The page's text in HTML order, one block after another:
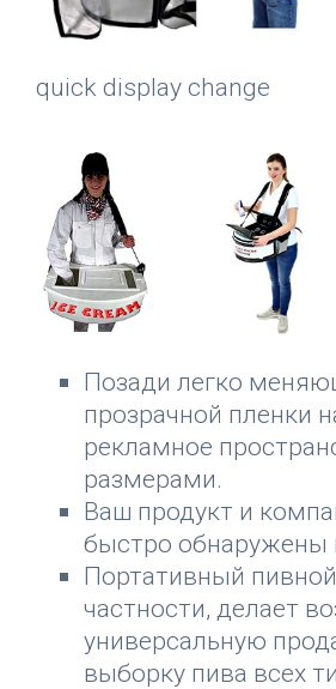
quick display change
Позади легко
прозрачной пленки
рекламное
размерами.
Ваш продукт и
быстро обнаружены
Портативный
частности, делает
универсальную
выборку пива всех